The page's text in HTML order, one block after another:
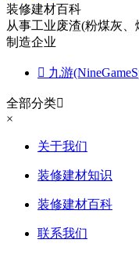
装修建材百科
从事工业废渣(粉煤灰
制造企业
 九游
全部分类
×
关于我们
装修建材知识
装修建材百科
联系我们